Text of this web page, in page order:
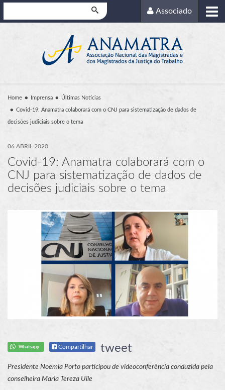
Associado
Home Imprensa Últimas Notícias
Covid-19: Anamatra colaborará com o CNJ para sistematização de dados de
decisões judiciais sobre o tema
06 ABRIL 2020
Covid-19: Anamatra colaborará com o
CNJ para sistematização de dados de
decisões judiciais sobre o tema
Whatsapp Compartilhar tweet
Presidente Noemia Porto participou de videoconferência conduzida pela
conselheira Maria Tereza Uile